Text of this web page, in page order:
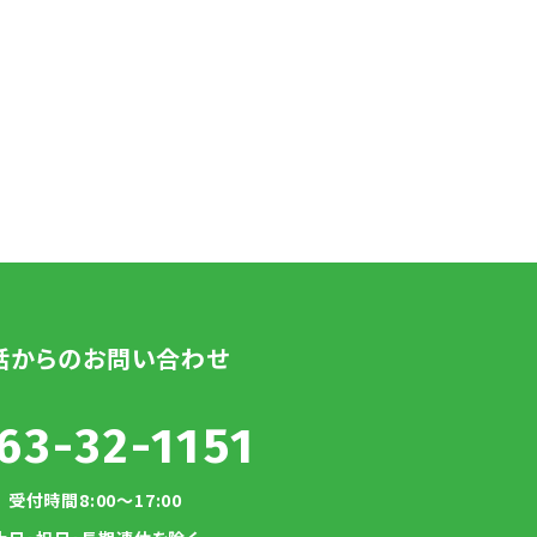
からのお問い合わせ
32-1151
受付時間8:00～17:00